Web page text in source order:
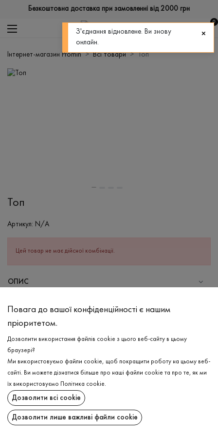
Безкоштовна доставка при замовленні від 2000 грн
0
Інтернет-магазин Promin Всі товари Топ
Топ
Артикул: N/A
Цей товар не має дійсної комбінації.
ОПИС
Бавовна - 95%, Еластан - 5%
Прання в холодній воді (до 30 ° C)
Відбілювання заборонено
Прасувати при середній температурі
Щадний віджим і сушка
Щадна хімчистка
ДОСТАВКА
ПОВЕРНЕННЯ
Повага до вашої конфіденційності є нашим
пріоритетом.
Дозволити використання файлів cookie з цього веб-сайту в цьому
браузері?
Ми використовуємо файли cookie, щоб покращити роботу на цьому веб-
сайті. Ви можете дізнатися більше про наші файли cookie та про те, як ми
їх використовуємо
Політика cookie.
Дозволити всі cookie
Дозволити лише важливі файли cookie
З'єднання відновлене. Ви знову
онлайн.